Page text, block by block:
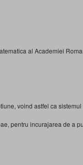
al Academiei
voind astfel ca
pentru incurajarea de a